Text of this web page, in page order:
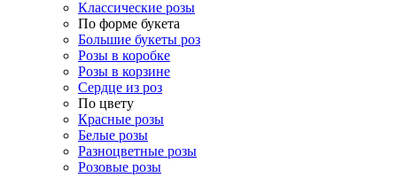
Классические розы
По форме букета
Большие букеты роз
Розы в коробке
Розы в корзине
Сердце из роз
По цвету
Красные розы
Белые розы
Разноцветные розы
Розовые розы